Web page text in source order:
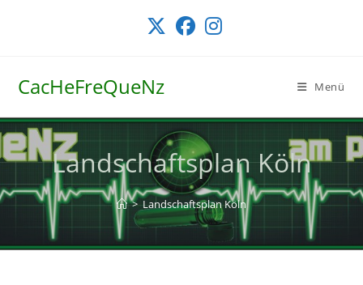
CacHeFreQueNz Menü
Landschaftsplan Köln
> Landschaftsplan Köln